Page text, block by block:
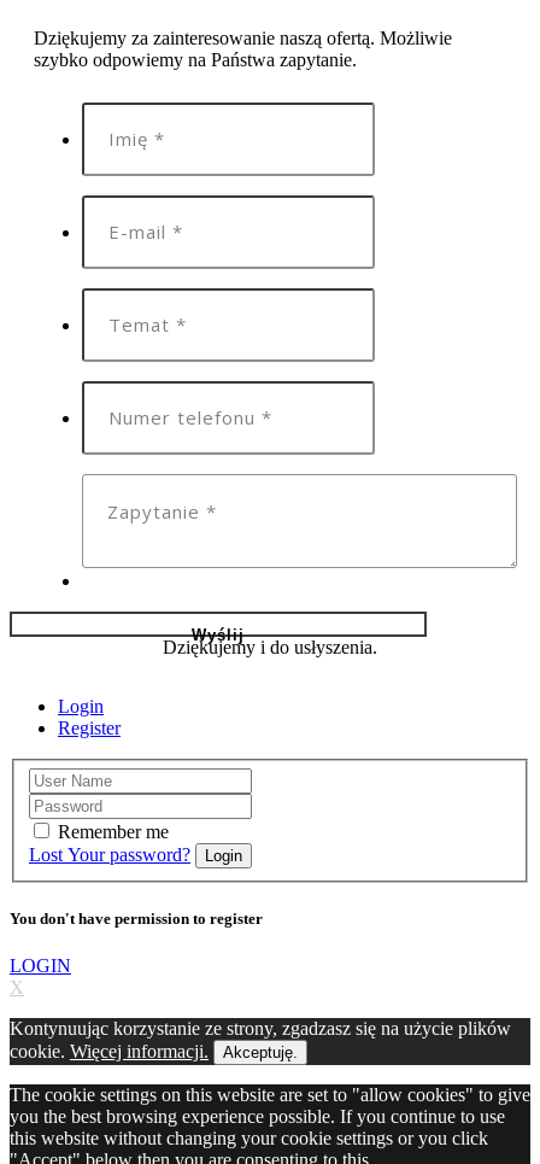
Dziękujemy za zainteresowanie naszą ofertą. Możliwie
szybko odpowiemy na Państwa zapytanie.
Dziękujemy i do usłyszenia.
Login
Register
Remember me
Lost Your password?
Login
You don't have permission to register
LOGIN
X
Kontynuując korzystanie ze strony, zgadzasz się na użycie plików
cookie. Więcej informacji. Akceptuję.
The cookie settings on this website are set to "allow cookies" to give
you the best browsing experience possible. If you continue to use
this website without changing your cookie settings or you click
"Accept" below then you are consenting to this.